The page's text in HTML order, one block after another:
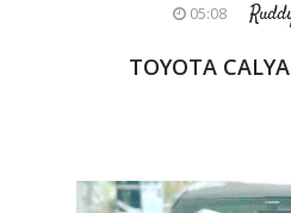
05:08
TOYOTA